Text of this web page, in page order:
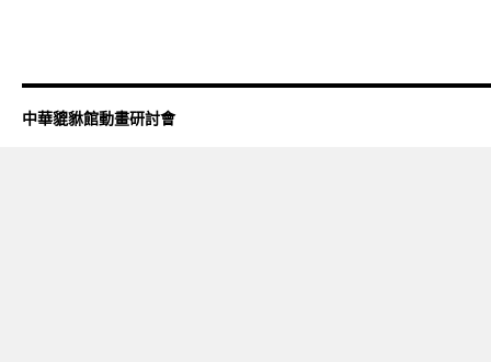
中華貔貅館動畫研討會